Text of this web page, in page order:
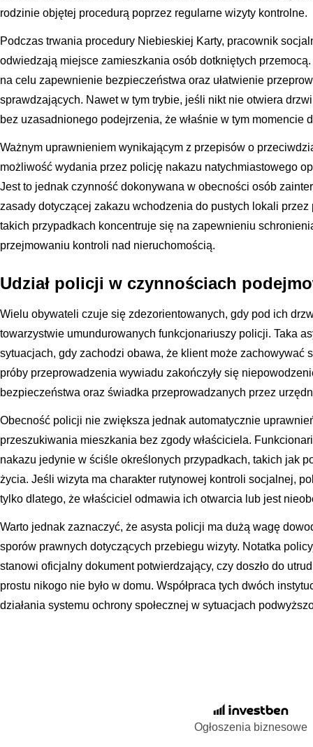
rodzinie objętej procedurą poprzez regularne wizyty kontrolne.
Podczas trwania procedury Niebieskiej Karty, pracownik
odwiedzają miejsce zamieszkania osób dotkniętych
na celu zapewnienie bezpieczeństwa oraz ułatwienie
sprawdzających. Nawet w tym trybie, jeśli nikt nie otwiera
bez uzasadnionego podejrzenia, że właśnie w tym momencie
Ważnym uprawnieniem wynikającym z przepisów o
możliwość wydania przez policję nakazu natychmiastowego
Jest to jednak czynność dokonywana w obecności osób
zasady dotyczącej zakazu wchodzenia do pustych lokali
takich przypadkach koncentruje się na zapewnieniu
przejmowaniu kontroli nad nieruchomością.
Udział policji w czynnościach
Wielu obywateli czuje się zdezorientowanych, gdy pod ich
towarzystwie umundurowanych funkcjonariuszy policji. Taka
sytuacjach, gdy zachodzi obawa, że klient może zachowywać
próby przeprowadzenia wywiadu zakończyły się
bezpieczeństwa oraz świadka przeprowadzanych przez
Obecność policji nie zwiększa jednak automatycznie
przeszukiwania mieszkania bez zgody właściciela.
nakazu jedynie w ściśle określonych przypadkach, takich jak
życia. Jeśli wizyta ma charakter rutynowej kontroli socjalnej,
tylko dlatego, że właściciel odmawia ich otwarcia lub jest
Warto jednak zaznaczyć, że asysta policji ma dużą wagę
sporów prawnych dotyczących przebiegu wizyty. Notatka
stanowi oficjalny dokument potwierdzający, czy doszło do
prostu nikogo nie było w domu. Współpraca tych dwóch
działania systemu ochrony społecznej w sytuacjach
Ogłoszenia biznesowe